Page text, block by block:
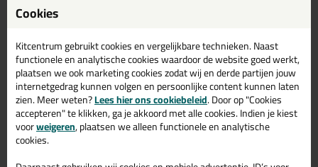
Reviewtitel *
Je ervaring
Cookies
Kitcentrum gebruikt cookies en vergelijkbare technieken. Naast
functionele en analytische cookies waardoor de website goed werkt,
plaatsen we ook marketing cookies zodat wij en derde partijen jouw
internetgedrag kunnen volgen en persoonlijke content kunnen laten
zien. Meer weten?Lees hier ons cookiebeleid. Door op "Cookies
accepteren" te klikken, ga je akkoord met alle cookies. Indien je kiest
voorweigeren, plaatsen we alleen functionele en analytische
cookies.